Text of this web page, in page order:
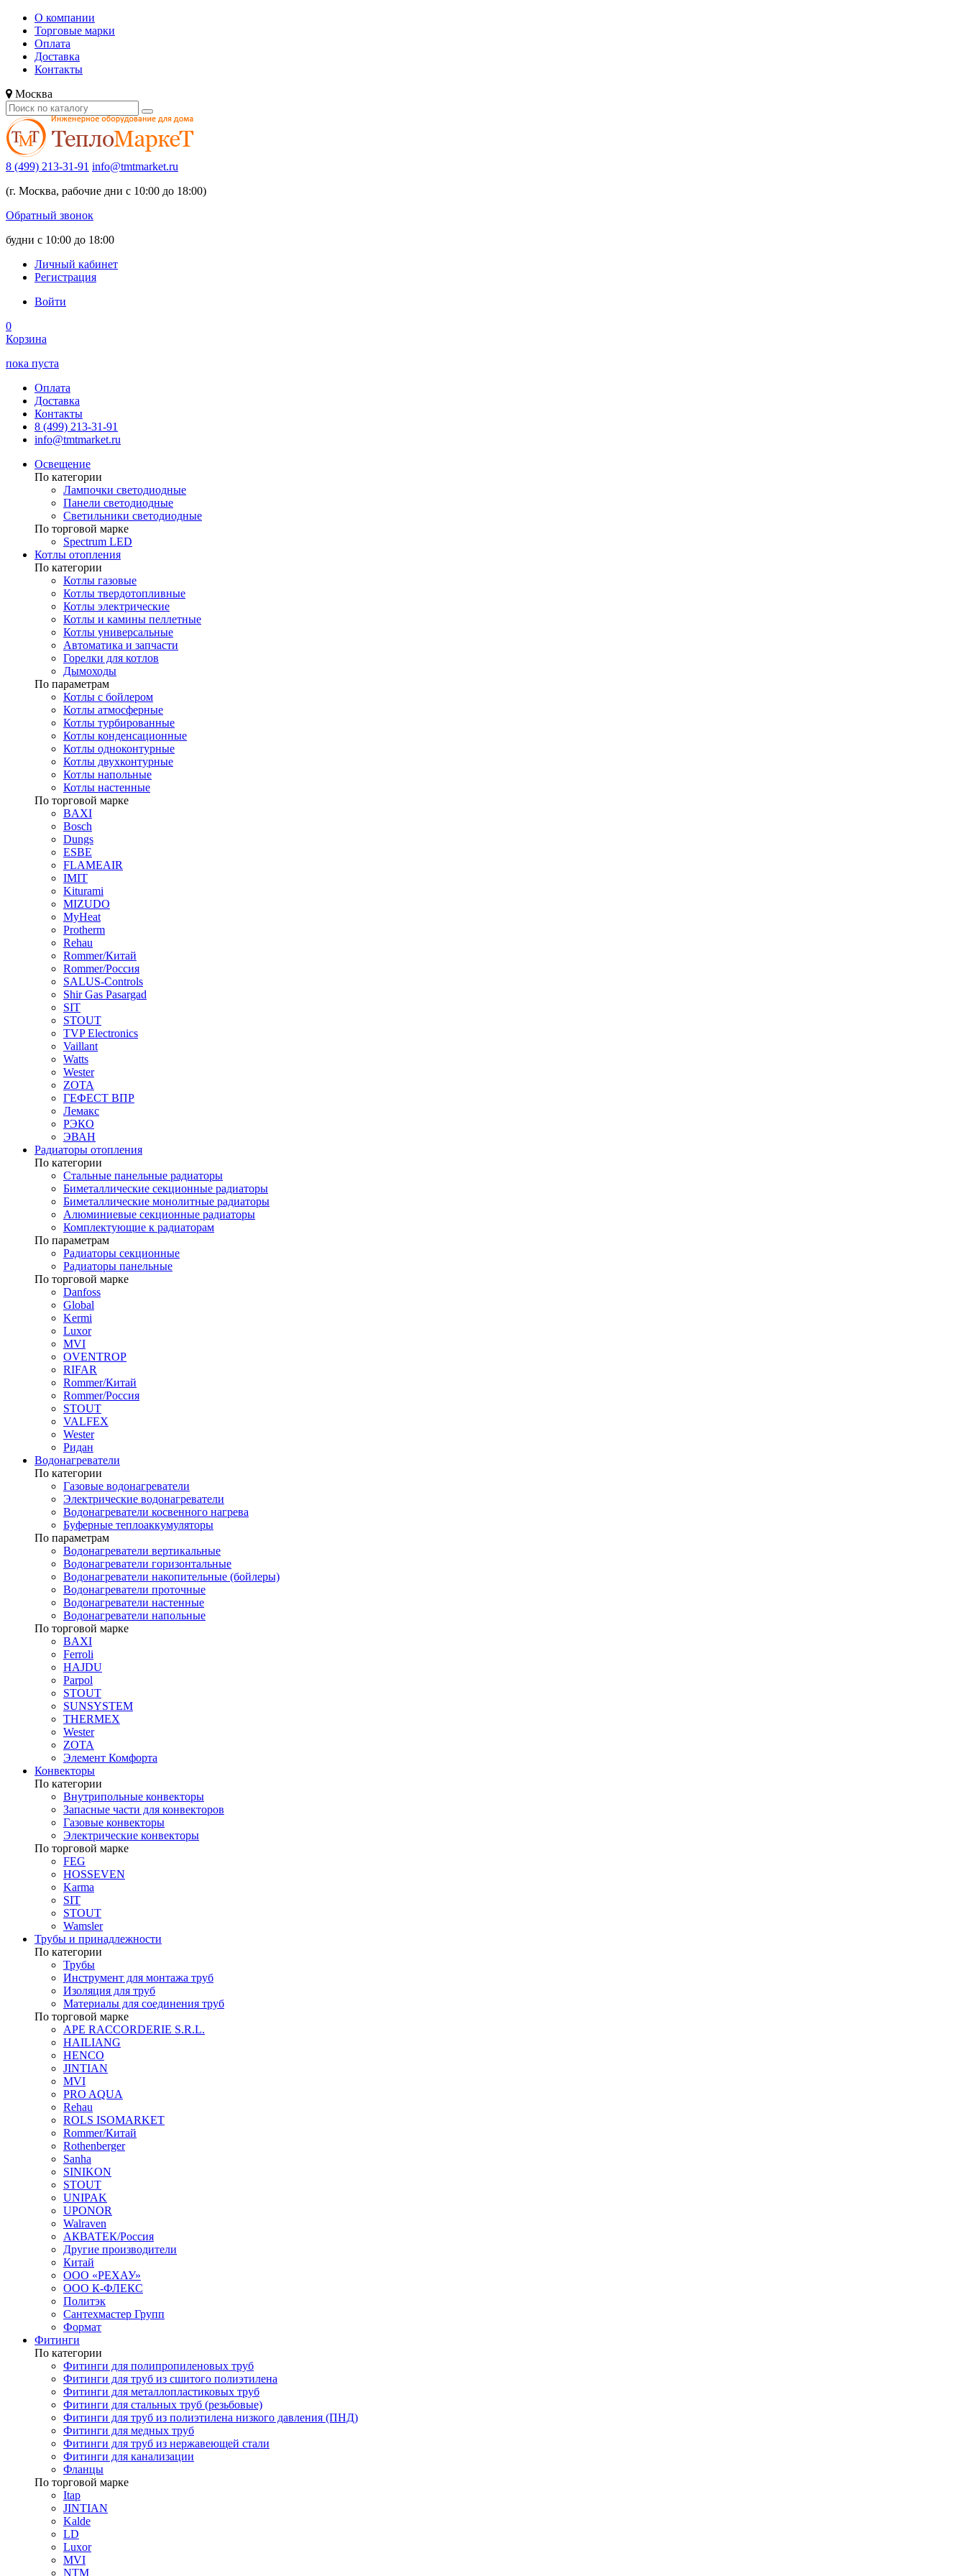
О компании
Торговые марки
Оплата
Доставка
Контакты
Москва
8 (499) 213-31-91 info@tmtmarket.ru
(г. Москва, рабочие дни с 10:00 до 18:00)
Обратный звонок
будни с 10:00 до 18:00
Личный кабинет
Регистрация
Войти
0
Корзина
пока пуста
Оплата
Доставка
Контакты
8 (499) 213-31-91
info@tmtmarket.ru
Освещение
По категории
Лампочки светодиодные
Панели светодиодные
Светильники светодиодные
По торговой марке
Spectrum LED
Котлы отопления
По категории
Котлы газовые
Котлы твердотопливные
Котлы электрические
Котлы и камины пеллетные
Котлы универсальные
Автоматика и запчасти
Горелки для котлов
Дымоходы
По параметрам
Котлы с бойлером
Котлы атмосферные
Котлы турбированные
Котлы конденсационные
Котлы одноконтурные
Котлы двухконтурные
Котлы напольные
Котлы настенные
По торговой марке
BAXI
Bosch
Dungs
ESBE
FLAMEAIR
IMIT
Kiturami
MIZUDO
MyHeat
Protherm
Rehau
Rommer/Китай
Rommer/Россия
SALUS-Controls
Shir Gas Pasargad
SIT
STOUT
TVP Electronics
Vaillant
Watts
Wester
ZOTA
ГЕФЕСТ ВПР
Лемакс
РЭКО
ЭВАН
Радиаторы отопления
По категории
Стальные панельные радиаторы
Биметаллические секционные радиаторы
Биметаллические монолитные радиаторы
Алюминиевые секционные радиаторы
Комплектующие к радиаторам
По параметрам
Радиаторы секционные
Радиаторы панельные
По торговой марке
Danfoss
Global
Kermi
Luxor
MVI
OVENTROP
RIFAR​
Rommer/Китай
Rommer/Россия
STOUT
VALFEX
Wester
Ридан
Водонагреватели
По категории
Газовые водонагреватели
Электрические водонагреватели
Водонагреватели косвенного нагрева
Буферные теплоаккумуляторы
По параметрам
Водонагреватели вертикальные
Водонагреватели горизонтальные
Водонагреватели накопительные (бойлеры)
Водонагреватели проточные
Водонагреватели настенные
Водонагреватели напольные
По торговой марке
BAXI
Ferroli
HAJDU
Parpol
STOUT
SUNSYSTEM
THERMEX
Wester
ZOTA
Элемент Комфорта
Конвекторы
По категории
Внутрипольные конвекторы
Запасные части для конвекторов
Газовые конвекторы
Электрические конвекторы
По торговой марке
FEG
HOSSEVEN
Karma
SIT
STOUT
Wamsler
Трубы и принадлежности
По категории
Трубы
Инструмент для монтажа труб
Изоляция для труб
Материалы для соединения труб
По торговой марке
APE RACCORDERIE S.R.L.
HAILIANG
HENCO
JINTIAN
MVI
PRO AQUA
Rehau
ROLS ISOMARKET
Rommer/Китай
Rothenberger
Sanha
SINIKON
STOUT
UNIPAK
UPONOR
Walraven
АКВАТЕК/Россия
Другие производители
Китай
ООО «РЕХАУ»
ООО К-ФЛЕКС
Политэк
Сантехмастер Групп
Формат
Фитинги
По категории
Фитинги для полипропиленовых труб
Фитинги для труб из сшитого полиэтилена
Фитинги для металлопластиковых труб
Фитинги для стальных труб (резьбовые)
Фитинги для труб из полиэтилена низкого давления (ПНД)
Фитинги для медных труб
Фитинги для труб из нержавеющей стали
Фитинги для канализации
Фланцы
По торговой марке
Itap
JINTIAN
Kalde
LD
Luxor
MVI
NTM